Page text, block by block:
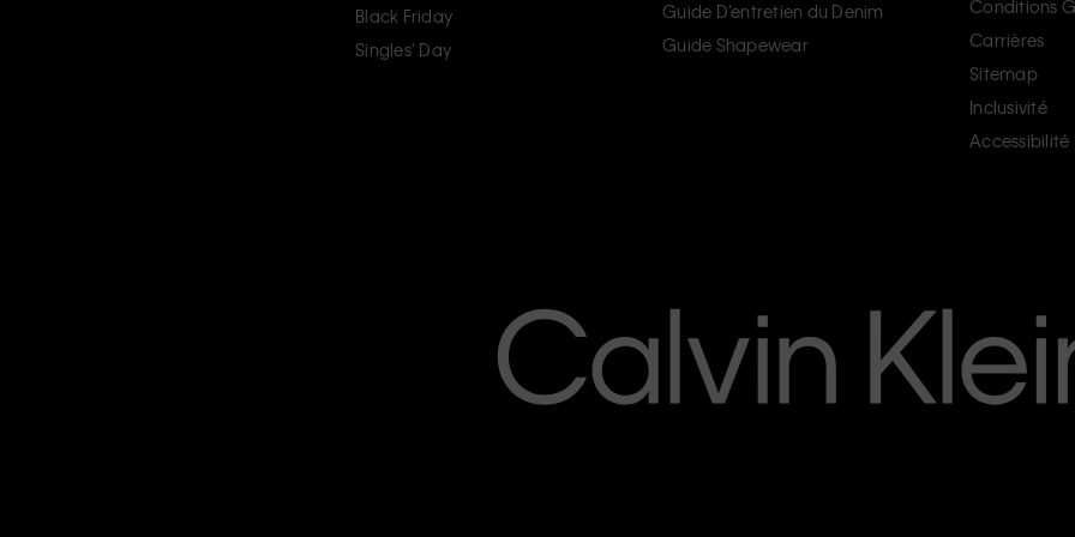
Black Friday
Singles' Day
Guide D’entretien du Denim
Guide Shapewear
Conditions
Carrières
Sitemap
Inclusivité
Accessibilité